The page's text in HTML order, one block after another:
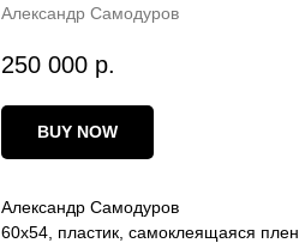
Александр Самодуров
250 000 р.
BUY NOW
Александр Самодуров
60х54, пластик, самоклеящаяся